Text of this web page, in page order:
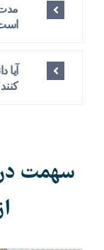
آیا
سهمت در